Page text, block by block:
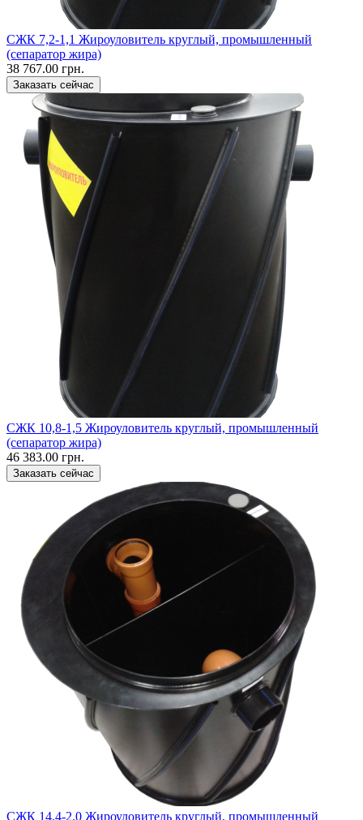
CЖК 7,2-1,1 Жироуловитель круглый, промышленный
(сепаратор жира)
38 767.00 грн.
Заказать сейчас
CЖК 10,8-1,5 Жироуловитель круглый, промышленный
(сепаратор жира)
46 383.00 грн.
Заказать сейчас
CЖК 14,4-2,0 Жироуловитель круглый, промышленный